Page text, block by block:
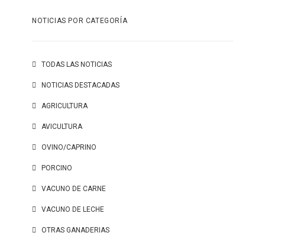
NOTICIAS POR CATEGORÍA
TODAS LAS NOTICIAS
NOTICIAS DESTACADAS
AGRICULTURA
AVICULTURA
OVINO/CAPRINO
PORCINO
VACUNO DE CARNE
VACUNO DE LECHE
OTRAS GANADERIAS